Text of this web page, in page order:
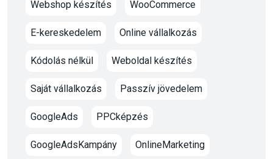
Webshop készítés WooCommerce
E-kereskedelem Online vállalkozás
Kódolás nélkül Weboldal készítés
Saját vállalkozás Passzív jövedelem
GoogleAds PPCképzés
GoogleAdsKampány OnlineMarketing